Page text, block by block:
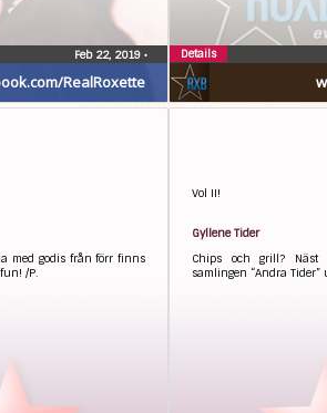
RealRoxette
Feb 22, 2019 • Details
med godis från förr finns
/P.
Vol II!
Gyllene Tider
Chips och grill?
samlingen “Andra